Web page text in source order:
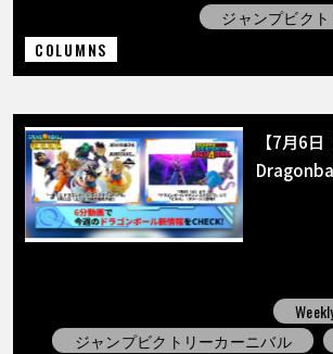
ジャンプビク
COLUMNS
【7月6
ジャンプビクトリーカーニバル